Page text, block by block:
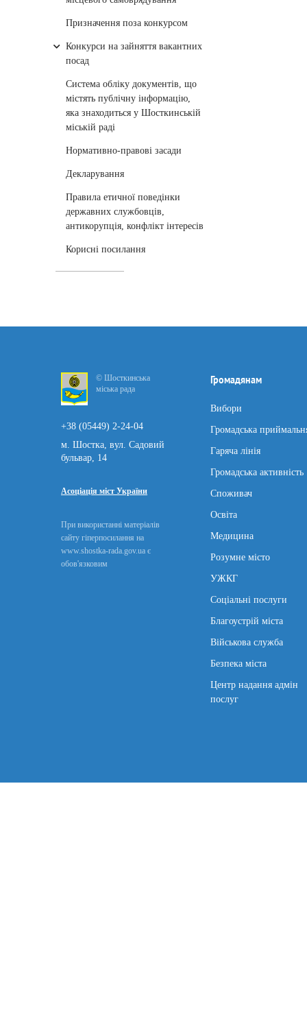
Призначення поза конкурсом
Конкурси на зайняття вакантних
посад
Cистема обліку документів, що
містять публічну інформацію,
яка знаходиться у Шосткинській
міській раді
Нормативно-правові засади
Декларування
Правила етичної поведінки
державних службовців,
антикорупція, конфлікт інтересів
Корисні посилання
© Шосткинська
міська рада
+38 (05449) 2-24-04
м. Шостка, вул. Садовий
бульвар, 14
Асоціація міст України
При використанні матеріалів
сайту гіперпосилання на
www.shostka-rada.gov.ua є
обов'язковим
Громадянам
Вибори
Громадська
Гаряча лінія
Громадська активність
Споживач
Освіта
Медицина
Розумне місто
УЖКГ
Соціальні послуги
Благоустрій міста
Військова служба
Безпека міста
Центр надання адмін
послуг